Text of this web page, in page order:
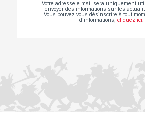
Votre adresse e-mail sera uniquement
envoyer des informations sur les
Vous pouvez vous désinscrire à tout
d’informations,cliquez ici